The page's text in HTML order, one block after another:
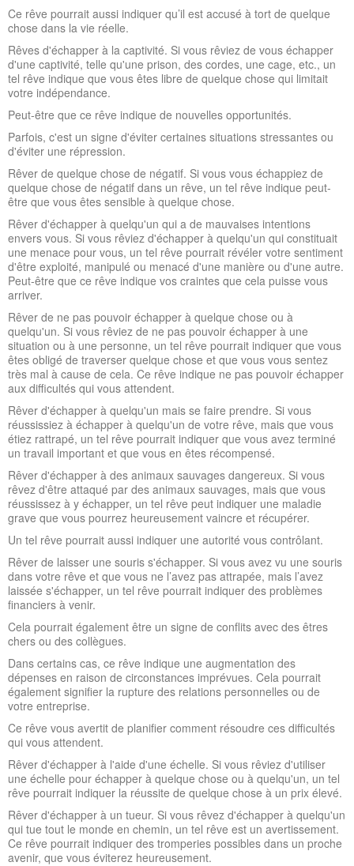
Ce rêve pourrait aussi indiquer qu’il est accusé à tort de quelque
chose dans la vie réelle.
Rêves d'échapper à la captivité. Si vous rêviez de vous échapper
d'une captivité, telle qu'une prison, des cordes, une cage, etc., un
tel rêve indique que vous êtes libre de quelque chose qui limitait
votre indépendance.
Peut-être que ce rêve indique de nouvelles opportunités.
Parfois, c'est un signe d'éviter certaines situations stressantes ou
d'éviter une répression.
Rêver de quelque chose de négatif. Si vous vous échappiez de
quelque chose de négatif dans un rêve, un tel rêve indique peut-
être que vous êtes sensible à quelque chose.
Rêver d'échapper à quelqu'un qui a de mauvaises intentions
envers vous. Si vous rêviez d'échapper à quelqu'un qui constituait
une menace pour vous, un tel rêve pourrait révéler votre sentiment
d'être exploité, manipulé ou menacé d'une manière ou d'une autre.
Peut-être que ce rêve indique vos craintes que cela puisse vous
arriver.
Rêver de ne pas pouvoir échapper à quelque chose ou à
quelqu'un. Si vous rêviez de ne pas pouvoir échapper à une
situation ou à une personne, un tel rêve pourrait indiquer que vous
êtes obligé de traverser quelque chose et que vous vous sentez
très mal à cause de cela. Ce rêve indique ne pas pouvoir échapper
aux difficultés qui vous attendent.
Rêver d'échapper à quelqu'un mais se faire prendre. Si vous
réussissiez à échapper à quelqu'un de votre rêve, mais que vous
étiez rattrapé, un tel rêve pourrait indiquer que vous avez terminé
un travail important et que vous en êtes récompensé.
Rêver d'échapper à des animaux sauvages dangereux. Si vous
rêvez d'être attaqué par des animaux sauvages, mais que vous
réussissez à y échapper, un tel rêve peut indiquer une maladie
grave que vous pourrez heureusement vaincre et récupérer.
Un tel rêve pourrait aussi indiquer une autorité vous contrôlant.
Rêver de laisser une souris s'échapper. Si vous avez vu une souris
dans votre rêve et que vous ne l’avez pas attrapée, mais l’avez
laissée s'échapper, un tel rêve pourrait indiquer des problèmes
financiers à venir.
Cela pourrait également être un signe de conflits avec des êtres
chers ou des collègues.
Dans certains cas, ce rêve indique une augmentation des
dépenses en raison de circonstances imprévues. Cela pourrait
également signifier la rupture des relations personnelles ou de
votre entreprise.
Ce rêve vous avertit de planifier comment résoudre ces difficultés
qui vous attendent.
Rêver d'échapper à l'aide d'une échelle. Si vous rêviez d'utiliser
une échelle pour échapper à quelque chose ou à quelqu'un, un tel
rêve pourrait indiquer la réussite de quelque chose à un prix élevé.
Rêver d'échapper à un tueur. Si vous rêvez d'échapper à quelqu'un
qui tue tout le monde en chemin, un tel rêve est un avertissement.
Ce rêve pourrait indiquer des tromperies possibles dans un proche
avenir, que vous éviterez heureusement.